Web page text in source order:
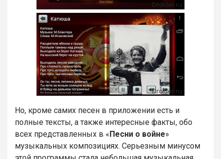
Но, кроме самих песен в приложении есть и
полные тексты, а также интересные факты, обо
всех представленных в « Песни о войне»
музыкальных композициях. Серьезным минусом